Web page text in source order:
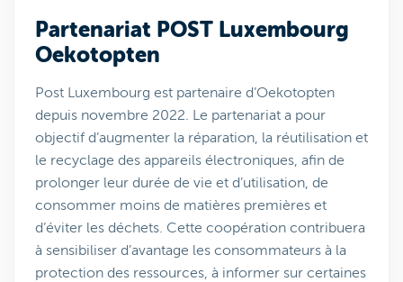
Partenariat POST Luxembourg
Oekotopten
Post Luxembourg est partenaire d’Oekotopten
depuis novembre 2022. Le partenariat a pour
objectif d’augmenter la réparation, la réutilisation et
le recyclage des appareils électroniques, afin de
prolonger leur durée de vie et d’utilisation, de
consommer moins de matières premières et
d’éviter les déchets. Cette coopération contribuera
à sensibiliser d’avantage les consommateurs à la
protection des ressources, à informer sur certaines